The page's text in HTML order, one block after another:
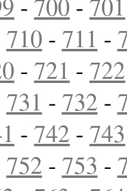
710 - 711 -
- 721 - 722
731 - 732 -
- 742 - 743
752 - 753 -